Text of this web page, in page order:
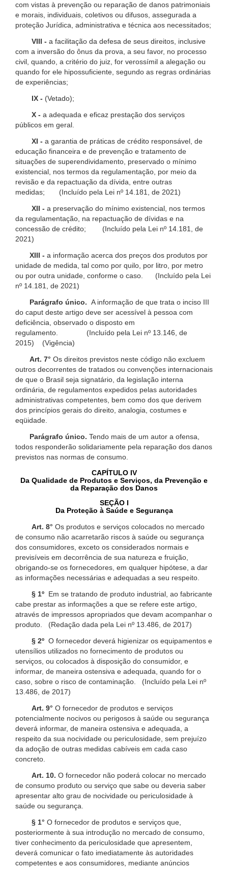
com vistas à prevenção ou reparação de danos patrimoniais
e morais, individuais, coletivos ou difusos, assegurada a
proteção Jurídica, administrativa e técnica aos necessitados;
VIII - a facilitação da defesa de seus direitos, inclusive
com a inversão do ônus da prova, a seu favor, no processo
civil, quando, a critério do juiz, for verossímil a alegação ou
quando for ele hipossuficiente, segundo as regras ordinárias
de experiências;
IX - (Vetado);
X - a adequada e eficaz prestação dos serviços
públicos em geral.
XI - a garantia de práticas de crédito responsável, de
educação financeira e de prevenção e tratamento de
situações de superendividamento, preservado o mínimo
existencial, nos termos da regulamentação, por meio da
revisão e da repactuação da dívida, entre outras
medidas; (Incluído pela Lei nº 14.181, de 2021)
XII - a preservação do mínimo existencial, nos termos
da regulamentação, na repactuação de dívidas e na
concessão de crédito; (Incluído pela Lei nº 14.181, de
2021)
XIII - a informação acerca dos preços dos produtos por
unidade de medida, tal como por quilo, por litro, por metro
ou por outra unidade, conforme o caso. (Incluído pela Lei
nº 14.181, de 2021)
Parágrafo único. A informação de que trata o inciso III
do caput deste artigo deve ser acessível à pessoa com
deficiência, observado o disposto em
regulamento. (Incluído pela Lei nº 13.146, de
2015) (Vigência)
Art. 7° Os direitos previstos neste código não excluem
outros decorrentes de tratados ou convenções internacionais
de que o Brasil seja signatário, da legislação interna
ordinária, de regulamentos expedidos pelas autoridades
administrativas competentes, bem como dos que derivem
dos princípios gerais do direito, analogia, costumes e
eqüidade.
Parágrafo único. Tendo mais de um autor a ofensa,
todos responderão solidariamente pela reparação dos danos
previstos nas normas de consumo.
CAPÍTULO IV
Da Qualidade de Produtos e Serviços, da Prevenção e
da Reparação dos Danos
SEÇÃO I
Da Proteção à Saúde e Segurança
Art. 8° Os produtos e serviços colocados no mercado
de consumo não acarretarão riscos à saúde ou segurança
dos consumidores, exceto os considerados normais e
previsíveis em decorrência de sua natureza e fruição,
obrigando-se os fornecedores, em qualquer hipótese, a dar
as informações necessárias e adequadas a seu respeito.
§ 1º Em se tratando de produto industrial, ao fabricante
cabe prestar as informações a que se refere este artigo,
através de impressos apropriados que devam acompanhar o
produto. (Redação dada pela Lei nº 13.486, de 2017)
§ 2º O fornecedor deverá higienizar os equipamentos e
utensílios utilizados no fornecimento de produtos ou
serviços, ou colocados à disposição do consumidor, e
informar, de maneira ostensiva e adequada, quando for o
caso, sobre o risco de contaminação. (Incluído pela Lei nº
13.486, de 2017)
Art. 9° O fornecedor de produtos e serviços
potencialmente nocivos ou perigosos à saúde ou segurança
deverá informar, de maneira ostensiva e adequada, a
respeito da sua nocividade ou periculosidade, sem prejuízo
da adoção de outras medidas cabíveis em cada caso
concreto.
Art. 10. O fornecedor não poderá colocar no mercado
de consumo produto ou serviço que sabe ou deveria saber
apresentar alto grau de nocividade ou periculosidade à
saúde ou segurança.
§ 1° O fornecedor de produtos e serviços que,
posteriormente à sua introdução no mercado de consumo,
tiver conhecimento da periculosidade que apresentem,
deverá comunicar o fato imediatamente às autoridades
competentes e aos consumidores, mediante anúncios